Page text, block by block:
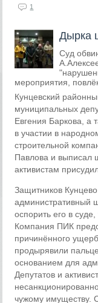
1
Дырка
Суд
мероприятия,
Кунцевский
муниципальных
Евгения Баркова, а
в участии в
строительной
Павлова и выписал
активистам
Защитников
административный
оспорить его в
Компания ПИК
причинённого
продырявили
основанием для
Депутатов и
чужому имуществу.